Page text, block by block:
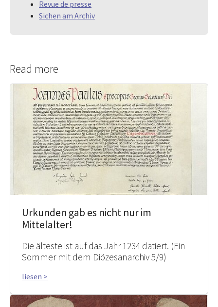
Revue de presse
Sichen am Archiv
Read more
Urkunden gab es nicht nur im
Mittelalter!
Die älteste ist auf das Jahr 1234 datiert. (Ein
Sommer mit dem Diözesanarchiv 5/9)
liesen >